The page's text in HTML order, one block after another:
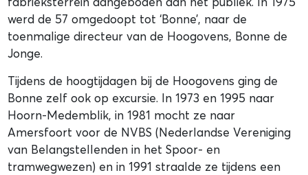
werd de 57 omgedoopt tot ‘Bonne’, naar de
toenmalige directeur van de Hoogovens, Bonne de
Jonge.
Tijdens de hoogtijdagen bij de Hoogovens ging de
Bonne zelf ook op excursie. In 1973 en 1995 naar
Hoorn-Medemblik, in 1981 mocht ze naar
Amersfoort voor de NVBS (Nederlandse Vereniging
van Belangstellenden in het Spoor- en
tramwegwezen) en in 1991 straalde ze tijdens een